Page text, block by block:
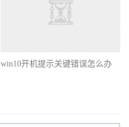
win10开机提示关键错误怎么办